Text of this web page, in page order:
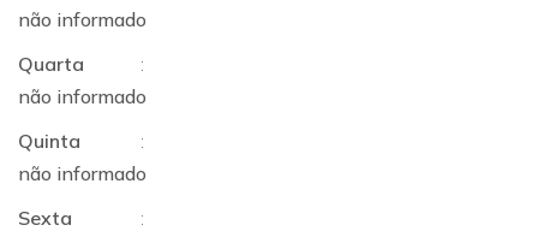
não informado
Quarta
:
não informado
Quinta
:
não informado
Sexta
: